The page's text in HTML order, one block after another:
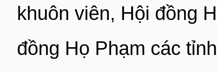
khuôn viên, Hội đồng
đồng Họ Phạm các